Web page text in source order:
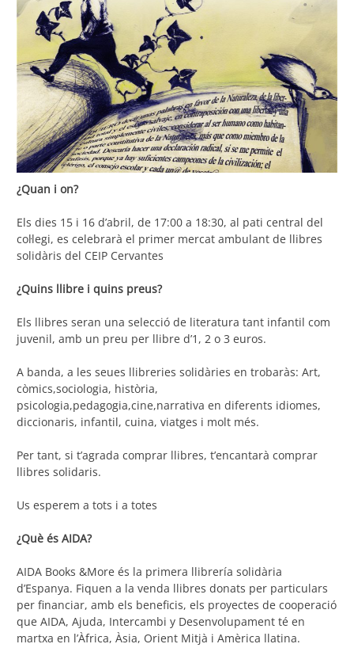
¿Quan i on?
Els dies 15 i 16 d’abril, de 17:00 a 18:30, al pati central del
col·legi, es celebrarà el primer mercat ambulant de llibres
solidàris del CEIP Cervantes
¿Quins llibre i quins preus?
Els llibres seran una selecció de literatura tant infantil com
juvenil, amb un preu per llibre d’1, 2 o 3 euros.
A banda, a les seues llibreries solidàries en trobaràs: Art,
còmics,sociologia, història,
psicologia,pedagogia,cine,narrativa en diferents idiomes,
diccionaris, infantil, cuina, viatges i molt més.
Per tant, si t’agrada comprar llibres, t’encantarà comprar
llibres solidaris.
Us esperem a tots i a totes
¿Què és AIDA?
AIDA Books &More és la primera llibrería solidària
d’Espanya. Fiquen a la venda llibres donats per particulars
per financiar, amb els beneficis, els proyectes de cooperació
que AIDA, Ajuda, Intercambi y Desenvolupament té en
martxa en l’Àfrica, Àsia, Orient Mitjà i Amèrica llatina.